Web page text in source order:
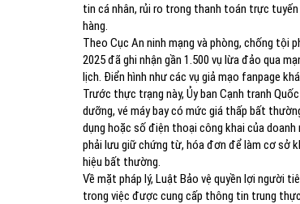
tin cá nhân, rủi ro trong thanh toán trực
hàng.
Theo Cục An ninh mạng và phòng, chống tội
2025 đã ghi nhận gần 1.500 vụ lừa đảo qua
lịch. Điển hình như các vụ giả mạo fanpage
Trước thực trạng này, Ủy ban Cạnh tranh
dưỡng, vé máy bay có mức giá thấp bất
dụng hoặc số điện thoại công khai của
phải lưu giữ chứng từ, hóa đơn để làm cơ sở
hiệu bất thường.
Về mặt pháp lý, Luật Bảo vệ quyền lợi người
trong việc được cung cấp thông tin trung